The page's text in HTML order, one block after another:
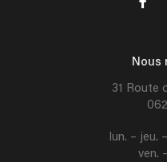
Nous
31 Route
lun. – jeu.
ven. —